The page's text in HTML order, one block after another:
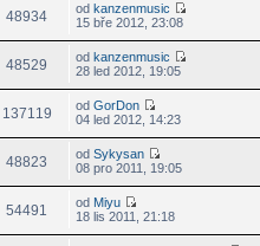
48934 odkanzenmusic
15 bře 2012, 23:08
48529 odkanzenmusic
28 led 2012, 19:05
137119 odGorDon
04 led 2012, 14:23
48823 odSykysan
08 pro 2011, 19:05
54491 od Miyu
18 lis 2011, 21:18